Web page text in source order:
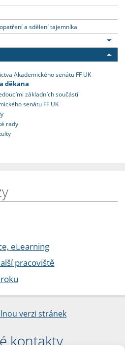
a sdělení tajemníka
Akademického senátu FF UK
děkana
základních součástí
senátu FF UK
rady
eLearning
pracoviště
verzi stránek
kontakty